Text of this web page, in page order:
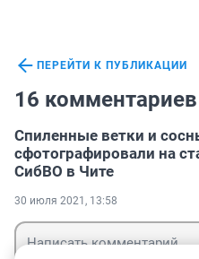
ПЕРЕЙТИ К ПУБЛИКАЦИИ
16
Спиленные ветки и
сфотографировали на
СибВО в Чите
30 июля 2021, 13:58